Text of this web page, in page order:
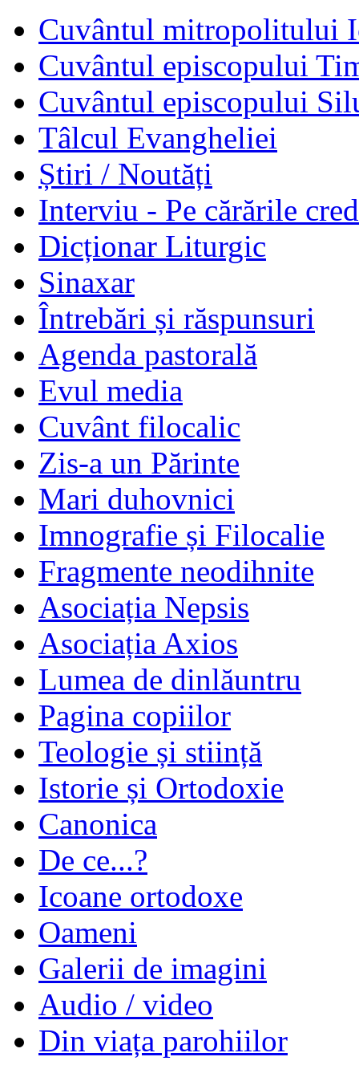
Cuvântul mitropolitului
Cuvântul episcopului
Cuvântul episcopului
Tâlcul Evangheliei
Știri / Noutăți
Interviu - Pe cărările
Dicționar Liturgic
Sinaxar
Întrebări și răspunsuri
Agenda pastorală
Evul media
Cuvânt filocalic
Zis-a un Părinte
Mari duhovnici
Imnografie și Filocalie
Fragmente neodihnite
Asociația Nepsis
Asociația Axios
Lumea de dinlăuntru
Pagina copiilor
Teologie și stiință
Istorie și Ortodoxie
Canonica
De ce...?
Icoane ortodoxe
Oameni
Galerii de imagini
Audio / video
Din viața parohiilor